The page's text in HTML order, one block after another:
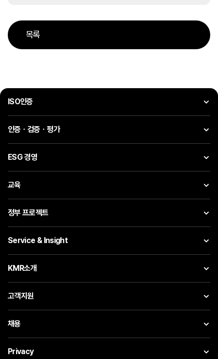
목록
ISO인증
인증ㆍ검증ㆍ평가
ESG 경영
교육
정부 프로젝트
Service & Insight
KMR소개
고객지원
채용
Privacy